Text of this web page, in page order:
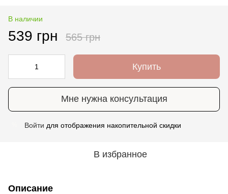
В наличии
539 грн 565 грн
Купить
Мне нужна консультация
Войти для отображения накопительной скидки
В избранное
Описание